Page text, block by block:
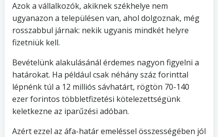
Azok a vállalkozók, akiknek székhelye nem
ugyanazon a településen van, ahol dolgoznak, még
rosszabbul járnak: nekik ugyanis mindkét helyre
fizetniük kell.
Bevételünk alakulásánál érdemes nagyon figyelni a
határokat. Ha például csak néhány száz forinttal
lépnénk túl a 12 milliós sávhatárt, rögtön 70-140
ezer forintos többletfizetési kötelezettségünk
keletkezne az iparűzési adóban.
Azért ezzel az áfa-határ emeléssel összességében jól